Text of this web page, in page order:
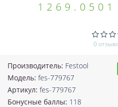
1269.0501
0
Производитель: Festool
Модель: fes-779767
Артикул: fes-779767
Бонусные баллы: 118